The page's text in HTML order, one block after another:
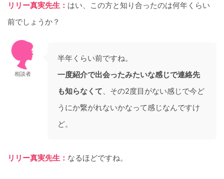
リリー真実先生： はい、この方と知り合ったのは何年くらい
前でしょうか？
相談者
半年くらい前ですね。
一度紹介で出会ったみたいな感じで連絡先
も知らなくて、その2度目がない感じで今ど
うにか繋がれないかなって感じなんですけ
ど。
リリー真実先生： なるほどですね。